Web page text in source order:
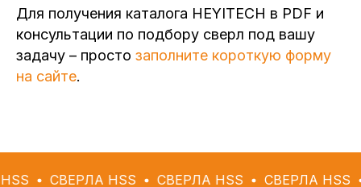
Для получения каталога HEYITECH в PDF и
консультации по подбору сверл под вашу
задачу – просто заполните короткую форму
на сайте.
HSS СВЕРЛА HSS СВЕРЛА HSS